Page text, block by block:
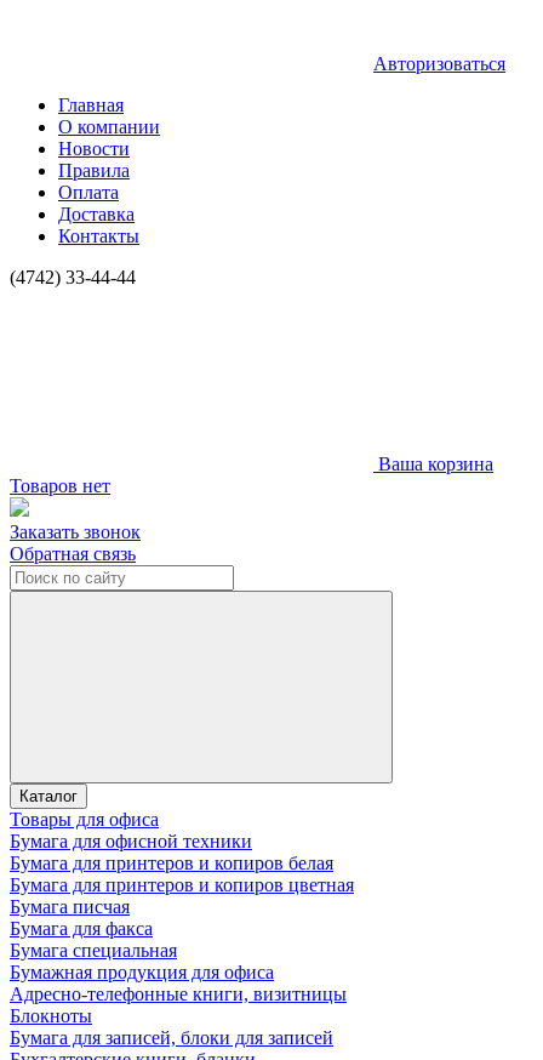
Авторизоваться
Главная
О компании
Новости
Правила
Оплата
Доставка
Контакты
(4742) 33-44-44
Ваша корзина
Товаров нет
Заказать звонок
Обратная связь
Каталог
Товары для офиса
Бумага для офисной техники
Бумага для принтеров и копиров белая
Бумага для принтеров и копиров цветная
Бумага писчая
Бумага для факса
Бумага специальная
Бумажная продукция для офиса
Адресно-телефонные книги, визитницы
Блокноты
Бумага для записей, блоки для записей